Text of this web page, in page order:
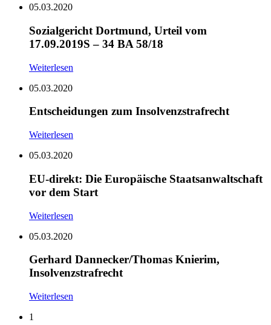
05.03.2020
Sozialgericht Dortmund, Urteil vom
17.09.2019S – 34 BA 58/18
Weiterlesen
05.03.2020
Entscheidungen zum Insolvenzstrafrecht
Weiterlesen
05.03.2020
EU-direkt: Die Europäische Staatsanwaltschaft
vor dem Start
Weiterlesen
05.03.2020
Gerhard Dannecker/Thomas Knierim,
Insolvenzstrafrecht
Weiterlesen
1